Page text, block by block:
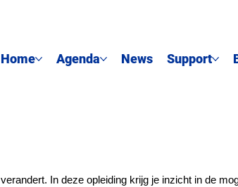
Home Agenda News Support
In deze opleiding krijg je inzicht in de